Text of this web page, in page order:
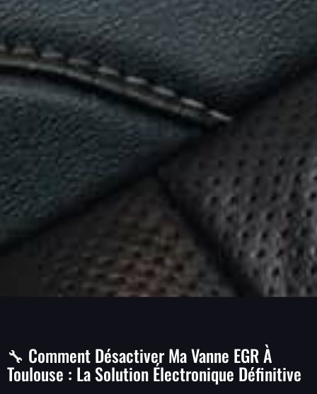
🔧 Comment Désactiver Ma Vanne EGR À
Toulouse : La Solution Électronique Définitive